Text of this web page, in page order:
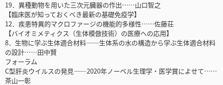
19．異種動物を用いた三次元臓器の作出……山口智之
【臨床医が知っておくべき最新の基礎免疫学】
12．疾患特異的マクロファージの機能的多様性……佐藤荘
【バイオミメティクス（生体模倣技術）の医療への応用】
8．生物に学ぶ生体適合材料――生体系の水の構造から学ぶ生体適合材料
の設計……田中賢
フォーラム
C型肝炎ウイルスの発見――2020年ノーベル生理学・医学賞によせて……
茶山一彰